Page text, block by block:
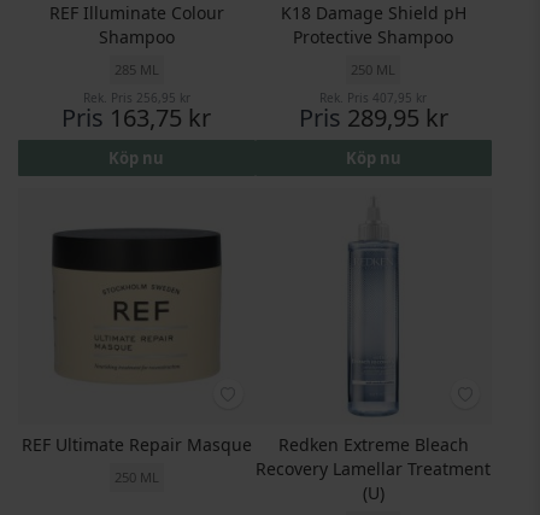
REF Illuminate Colour
Shampoo
285 ML
Rek. Pris 256,95 kr
Pris 163,75 kr
Köp nu
K18 Damage Shield pH
Protective Shampoo
250 ML
Rek. Pris 407,95 kr
Pris 289,95 kr
Köp nu
REF Ultimate Repair Masque
250 ML
Redken Extreme Bleach
Recovery Lamellar Treatment
(U)